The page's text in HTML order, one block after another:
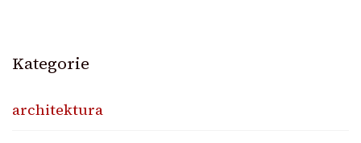
Kategorie
architektura